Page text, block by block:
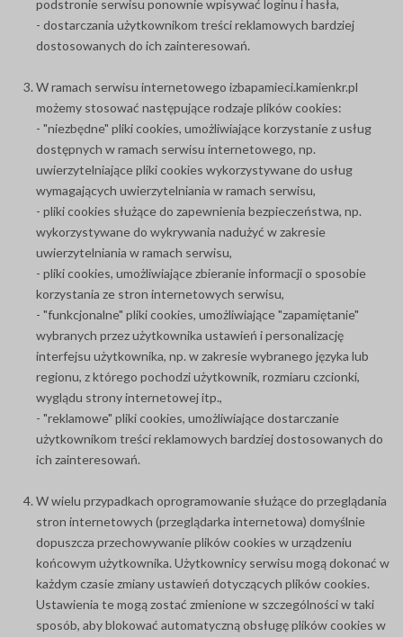
podstronie serwisu ponownie wpisywać loginu i hasła,
- dostarczania użytkownikom treści reklamowych bardziej
dostosowanych do ich zainteresowań.
W ramach serwisu internetowego izbapamieci.kamienkr.pl
możemy stosować następujące rodzaje plików cookies:
- "niezbędne" pliki cookies, umożliwiające korzystanie z usług
dostępnych w ramach serwisu internetowego, np.
uwierzytelniające pliki cookies wykorzystywane do usług
wymagających uwierzytelniania w ramach serwisu,
- pliki cookies służące do zapewnienia bezpieczeństwa, np.
wykorzystywane do wykrywania nadużyć w zakresie
uwierzytelniania w ramach serwisu,
- pliki cookies, umożliwiające zbieranie informacji o sposobie
korzystania ze stron internetowych serwisu,
- "funkcjonalne" pliki cookies, umożliwiające "zapamiętanie"
wybranych przez użytkownika ustawień i personalizację
interfejsu użytkownika, np. w zakresie wybranego języka lub
regionu, z którego pochodzi użytkownik, rozmiaru czcionki,
wyglądu strony internetowej itp.,
- "reklamowe" pliki cookies, umożliwiające dostarczanie
użytkownikom treści reklamowych bardziej dostosowanych do
ich zainteresowań.
W wielu przypadkach oprogramowanie służące do przeglądania
stron internetowych (przeglądarka internetowa) domyślnie
dopuszcza przechowywanie plików cookies w urządzeniu
końcowym użytkownika. Użytkownicy serwisu mogą dokonać w
każdym czasie zmiany ustawień dotyczących plików cookies.
Ustawienia te mogą zostać zmienione w szczególności w taki
sposób, aby blokować automatyczną obsługę plików cookies w